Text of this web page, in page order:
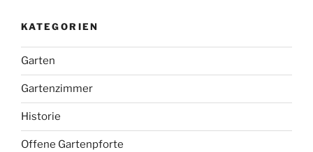
KATEGORIEN
Garten
Gartenzimmer
Historie
Offene Gartenpforte